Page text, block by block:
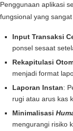
Penggunaan aplikasi
fungsional yang
Input Transaksi
ponsel sesaat
Rekapitulasi
menjadi format
Laporan Instan:
rugi atau arus kas
Minimalisasi
mengurangi risiko